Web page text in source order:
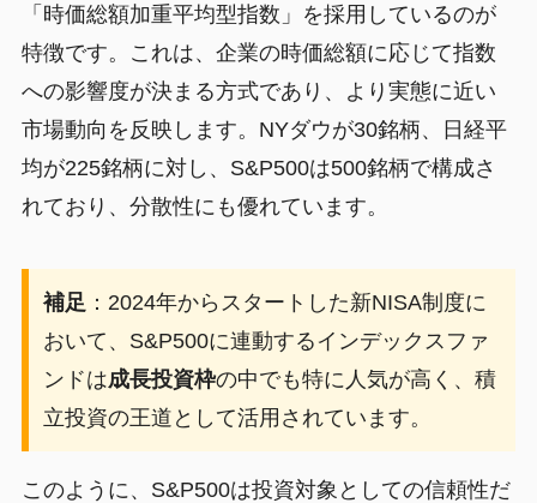
「時価総額加重平均型指数」を採用しているのが
特徴です。これは、企業の時価総額に応じて指数
への影響度が決まる方式であり、より実態に近い
市場動向を反映します。NYダウが30銘柄、日経平
均が225銘柄に対し、S&P500は500銘柄で構成さ
れており、分散性にも優れています。
補足 ：2024年からスタートした新NISA制度に
おいて、S&P500に連動するインデックスファ
ンドは成長投資枠の中でも特に人気が高く、積
立投資の王道として活用されています。
このように、S&P500は投資対象としての信頼性だ